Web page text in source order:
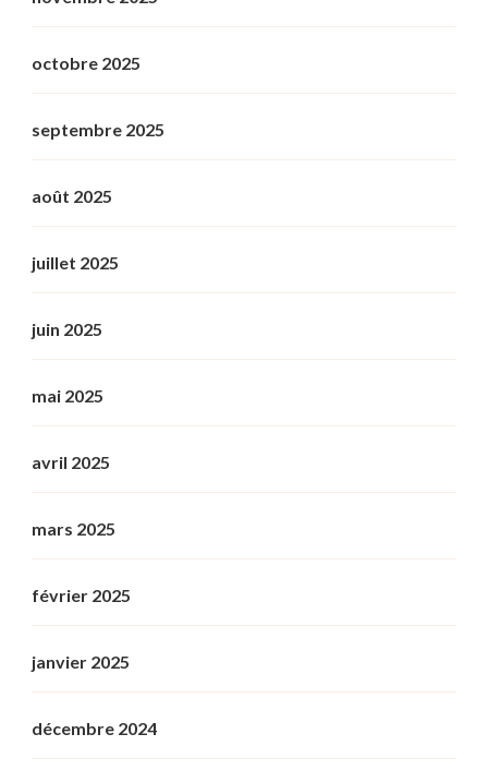
octobre 2025
septembre 2025
août 2025
juillet 2025
juin 2025
mai 2025
avril 2025
mars 2025
février 2025
janvier 2025
décembre 2024